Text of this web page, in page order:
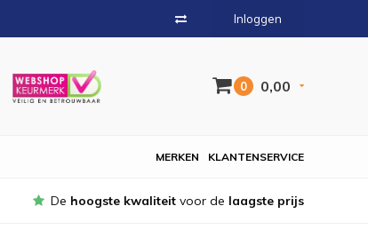
Inloggen
0 0,00
KLANTENSERVICE
MERKEN
De hoogste kwaliteit voor de laagste prijs